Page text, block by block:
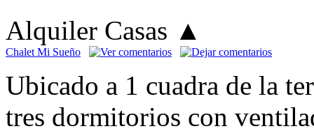
Alquiler Casas ▲
Chalet Mi Sueño
Ubicado a 1 cuadra de la
tres dormitorios con